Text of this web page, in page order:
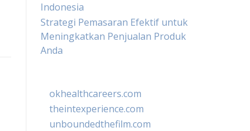
Indonesia
Strategi Pemasaran Efektif untuk
Meningkatkan Penjualan Produk
Anda
okhealthcareers.com
theintexperience.com
unboundedthefilm.com